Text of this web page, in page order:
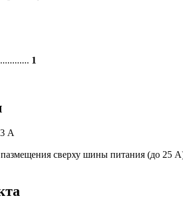
1
А
сверху шины питания (до 25